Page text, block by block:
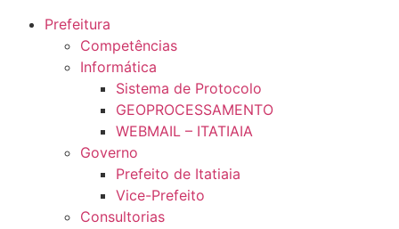
Prefeitura
Competências
Informática
Sistema de Protocolo
GEOPROCESSAMENTO
WEBMAIL – ITATIAIA
Governo
Prefeito de Itatiaia
Vice-Prefeito
Consultorias